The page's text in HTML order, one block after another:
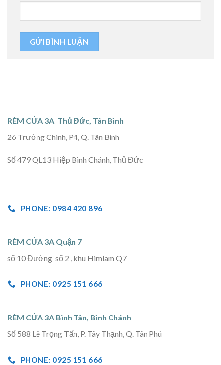
RÈM CỬA 3A Thủ Đức, Tân Bình
26 Trường Chinh, P4, Q. Tân Bình
Số 479 QL13 Hiệp Bình Chánh, Thủ Đức
PHONE: 0984 420 896
RÈM CỬA 3A Quận 7
số 10 Đường số 2 , khu Himlam Q7
PHONE: 0925 151 666
RÈM CỬA 3A Bình Tân, Bình Chánh
Số 588 Lê Trọng Tấn, P. Tây Thạnh, Q. Tân Phú
PHONE: 0925 151 666